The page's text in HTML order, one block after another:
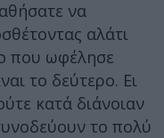
να
αλάτι
που ωφέλησε
το δεύτερο. Ει
κατά διάνοιαν
το πολύ